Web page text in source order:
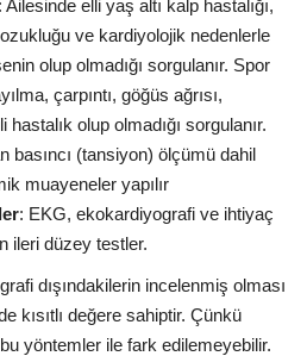
: Ailesinde elli yaş altı kalp hastalığı,
ve kardiyolojik nedenlerle
olup olmadığı sorgulanır. Spor
çarpıntı, göğüs ağrısı,
olup olmadığı sorgulanır.
basıncı (tansiyon) ölçümü dahil
muayeneler yapılır
: EKG, ekokardiyografi ve ihtiyaç
ileri düzey testler.
dışındakilerin incelenmiş olması
kısıtlı değere sahiptir. Çünkü
yöntemler ile fark edilemeyebilir.